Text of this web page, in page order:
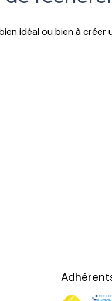
idéal ou bien à créer